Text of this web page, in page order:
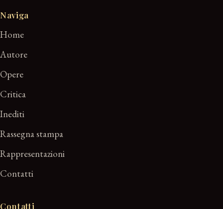
Naviga
Home
Autore
Opere
Critica
Inediti
Rassegna stampa
Rappresentazioni
Contatti
Contatti